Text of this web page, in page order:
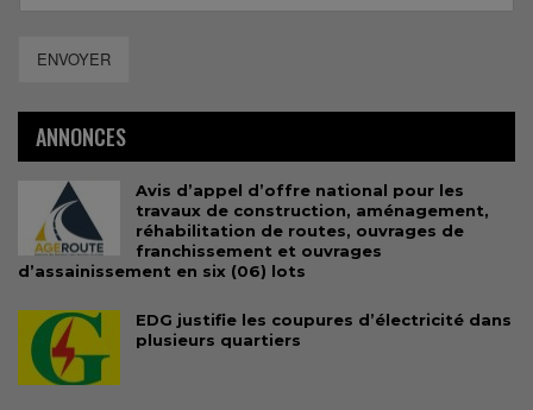
ENVOYER
ANNONCES
Avis d’appel d’offre national pour les
travaux de construction, aménagement,
réhabilitation de routes, ouvrages de
franchissement et ouvrages
d’assainissement en six (06) lots
EDG justifie les coupures d’électricité dans
plusieurs quartiers